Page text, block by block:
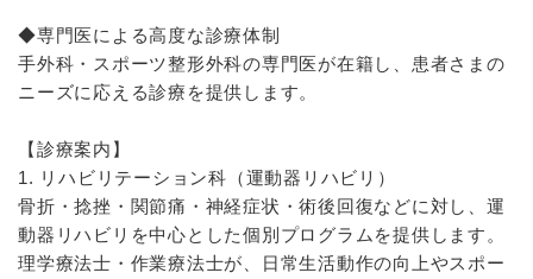
◆専門医による高度な診療体制
手外科・スポーツ整形外科の専門医が在籍し、患者さまの
ニーズに応える診療を提供します。
【診療案内】
1. リハビリテーション科（運動器リハビリ）
骨折・捻挫・関節痛・神経症状・術後回復などに対し、運
動器リハビリを中心とした個別プログラムを提供します。
理学療法士・作業療法士が、日常生活動作の向上やスポー